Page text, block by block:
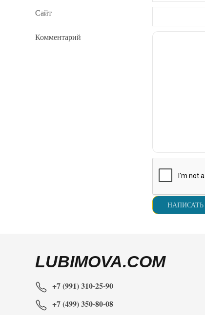
Сайт
Комментарий
LUBIMOVA.COM
+7 (991) 310-25-90
+7 (499) 350-80-08